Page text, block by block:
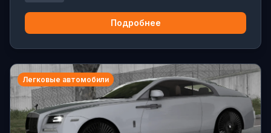
Подробнее
Легковые автомобили